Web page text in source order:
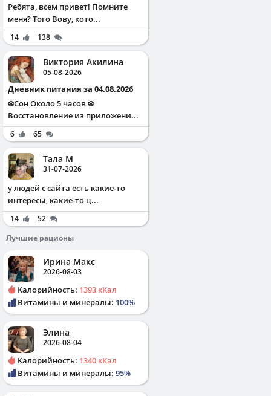
Ребята, всем привет! Помните
меня? Того Вову, кото...
14 138
Виктория Акилина
05-08-2026
Дневник питания за 04.08.2026
❄️Сон Около 5 часов ❄️
Восстановление из приложени...
6 65
Тала М
31-07-2026
у людей с сайта есть какие-то
интересы, какие-то ц...
14
52
Лучшие рационы
Ирина Макс
2026-08-03
Калорийность: 1393 кКал
Витамины и минералы: 100%
Элина
2026-08-04
Калорийность: 1340 кКал
Витамины и минералы: 95%